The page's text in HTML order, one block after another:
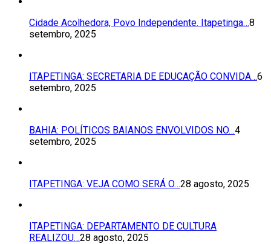
Cidade Acolhedora, Povo Independente. Itapetinga…8
setembro, 2025
ITAPETINGA: SECRETARIA DE EDUCAÇÃO CONVIDA…6
setembro, 2025
BAHIA: POLÍTICOS BAIANOS ENVOLVIDOS NO…4
setembro, 2025
ITAPETINGA: VEJA COMO SERÁ O…28 agosto, 2025
ITAPETINGA: DEPARTAMENTO DE CULTURA
REALIZOU…28 agosto, 2025